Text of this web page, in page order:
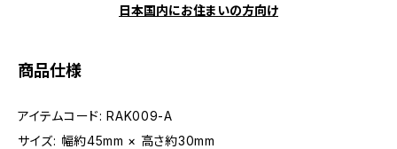
日本国内にお住まいの方向け
商品仕様
アイテムコード: RAK009-A
サイズ: 幅約45mm × 高さ約30mm